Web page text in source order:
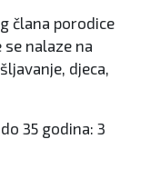
člana porodice
se nalaze na
djeca,
35 godina: 3